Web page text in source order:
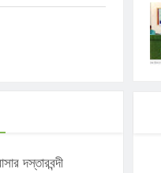
দস্তারবন্দী